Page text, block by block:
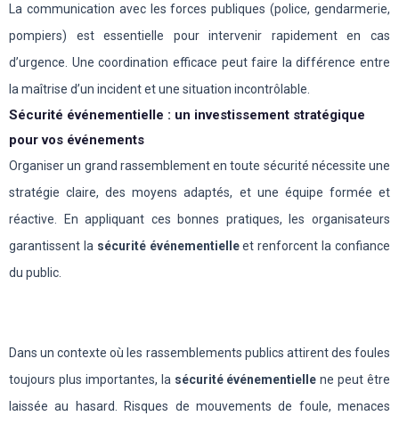
La communication avec les forces publiques (police, gendarmerie,
pompiers) est essentielle pour intervenir rapidement en cas
d’urgence. Une coordination efficace peut faire la différence entre
la maîtrise d’un incident et une situation incontrôlable.
Sécurité événementielle : un investissement stratégique
pour vos événements
Organiser un grand rassemblement en toute sécurité nécessite une
stratégie claire, des moyens adaptés, et une équipe formée et
réactive. En appliquant ces bonnes pratiques, les organisateurs
garantissent la sécurité événementielleet renforcent la confiance
du public.
Dans un contexte où les rassemblements publics attirent des foules
toujours plus importantes, la sécurité événementielle ne peut être
laissée au hasard. Risques de mouvements de foule, menaces